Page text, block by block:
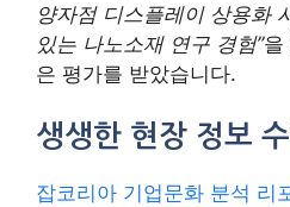
양자점 디스플레이 상용화
있는 나노소재 연구 경험”을
은 평가를 받았습니다.
생생한 현장 정보
잡코리아 기업문화 분석 리